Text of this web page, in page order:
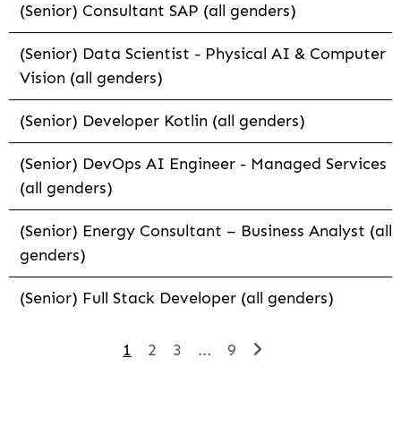
(Senior) Consultant SAP (all genders)
(Senior) Data Scientist - Physical AI & Computer
Vision (all genders)
(Senior) Developer Kotlin (all genders)
(Senior) DevOps AI Engineer - Managed Services
(all genders)
(Senior) Energy Consultant – Business Analyst (all
genders)
(Senior) Full Stack Developer (all genders)
1 2 3 ... 9